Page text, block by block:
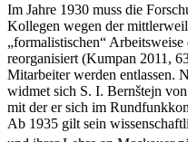
Im Jahre 1930 muss die
Kollegen wegen der
„formalistischen“
reorganisiert (Kumpan 2011,
Mitarbeiter werden entlassen.
widmet sich S. I. Bernštejn
mit der er sich im
Ab 1935 gilt sein